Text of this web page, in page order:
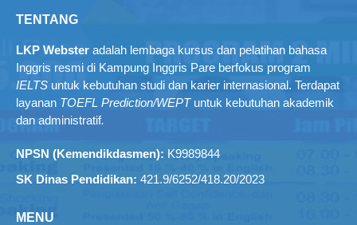
TENTANG
LKP Webster adalah lembaga kursus dan pelatihan bahasa
Inggris resmi di Kampung Inggris Pare berfokus program
IELTS untuk kebutuhan studi dan karier internasional. Terdapat
layanan TOEFL Prediction/WEPTuntuk kebutuhan akademik
dan administratif.
NPSN (Kemendikdasmen): K9989844
SK Dinas Pendidikan: 421.9/6252/418.20/2023
MENU